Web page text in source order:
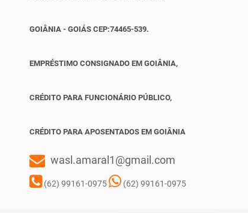
GOIÂNIA - GOIÁS CEP:74465-539.
EMPRÉSTIMO CONSIGNADO EM GOIÂNIA,
CRÉDITO PARA FUNCIONÁRIO PÚBLICO,
CRÉDITO PARA APOSENTADOS EM GOIÂNIA
wasl.amaral1@gmail.com
(62) 99161-0975 (62) 99161-0975